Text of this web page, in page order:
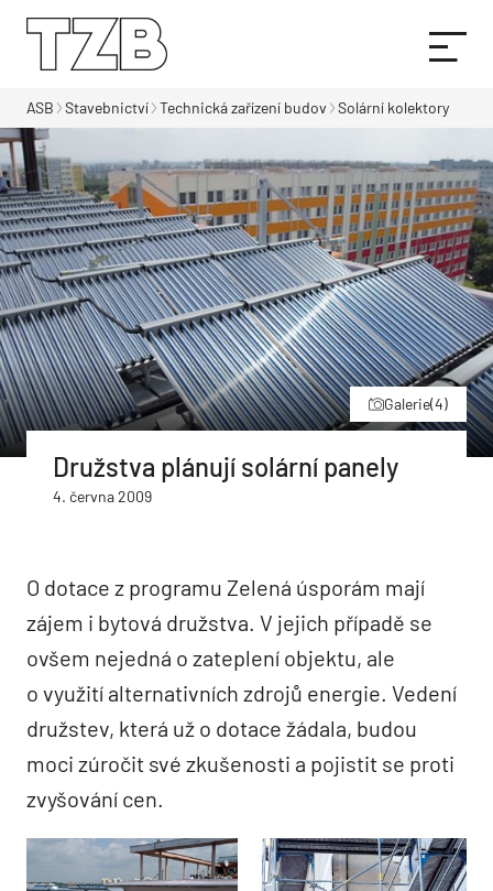
ASB Stavebnictví Technická zařízení budov Solární kolektory
Galerie(4)
Družstva plánují solární panely
4. června 2009
O dotace z programu Zelená úsporám mají
zájem i bytová družstva. V jejich případě se
ovšem nejedná o zateplení objektu, ale
o využití alternativních zdrojů energie. Vedení
družstev, která už o dotace žádala, budou
moci zúročit své zkušenosti a pojistit se proti
zvyšování cen.